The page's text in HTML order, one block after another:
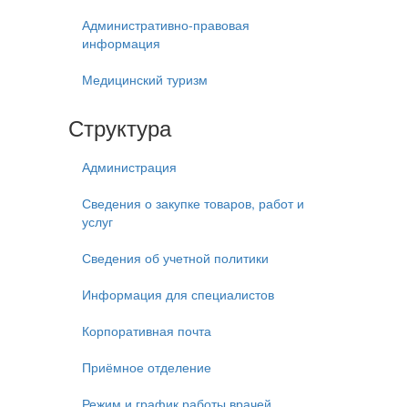
Административно-правовая
информация
Медицинский туризм
Структура
Администрация
Сведения о закупке товаров, работ и
услуг
Сведения об учетной политики
Информация для специалистов
Корпоративная почта
Приёмное отделение
Режим и график работы врачей